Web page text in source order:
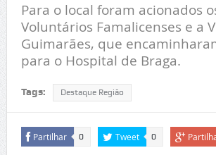
Para o local foram acionados
Voluntários Famalicenses e a
Guimarães, que
para o Hospital de Braga.
Tags: Destaque Região
Partilhar 0 Tweet 0